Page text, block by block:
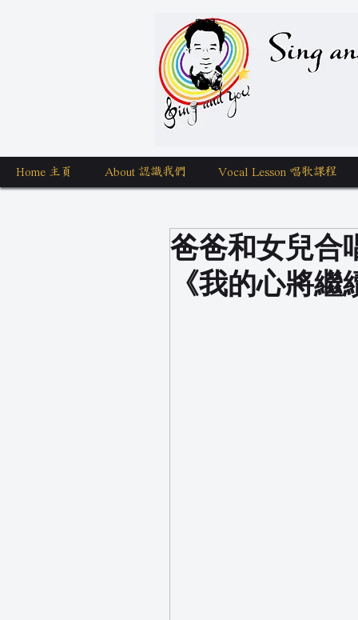
Sing
Home 主頁 About 認識我們 Vocal Lesson 唱歌課程
爸爸和女兒合
《我的心將繼